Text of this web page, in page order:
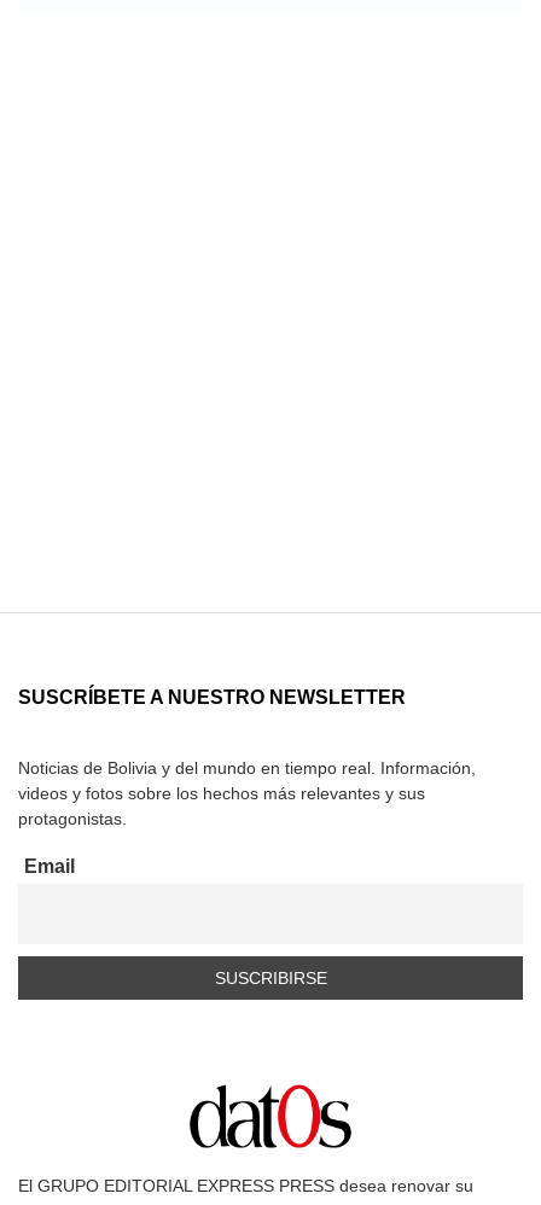
SUSCRÍBETE A NUESTRO NEWSLETTER
Noticias de Bolivia y del mundo en tiempo real. Información,
videos y fotos sobre los hechos más relevantes y sus
protagonistas.
Email
El GRUPO EDITORIAL EXPRESS PRESS desea renovar su